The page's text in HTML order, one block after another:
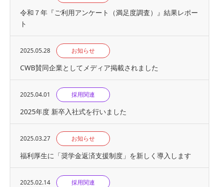
令和７年『ご利用アンケート（満足度調査）』結果レポー
ト
2025.05.28 お知らせ
CWB賛同企業としてメディア掲載されました
2025.04.01 採用関連
2025年度 新卒入社式を行いました
2025.03.27 お知らせ
福利厚生に「奨学金返済支援制度」を新しく導入します
2025.02.14 採用関連